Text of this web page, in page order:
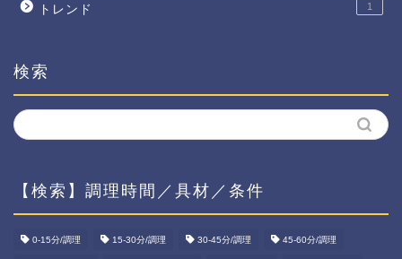
トレンド 1
検索
【検索】調理時間／具材／条件
0-15分/調理 15-30分/調理 30-45分/調理 45-60分/調理
ホーム